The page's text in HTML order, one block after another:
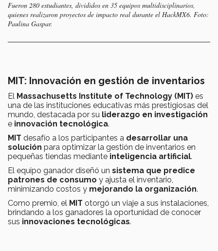
Fueron 280 estudiantes, divididos en 35 equipos multidisciplinarios,
quienes realizaron proyectos de impacto real durante el HackMX6. Foto:
Paulina Gaspar.
MIT: Innovación en gestión de inventarios
El Massachusetts Institute of Technology (MIT) es
una de las instituciones educativas más prestigiosas del
mundo, destacada por su liderazgo en investigación
e innovación tecnológica.
MIT desafío a los participantes a desarrollar una
solución para optimizar la gestión de inventarios en
pequeñas tiendas mediante inteligencia artificial.
El equipo ganador diseñó un sistema que predice
patrones de consumo y ajusta el inventario,
minimizando costos y mejorando la organización.
Como premio, el MIT otorgó un viaje a sus instalaciones,
brindando a los ganadores la oportunidad de conocer
sus innovaciones tecnológicas.